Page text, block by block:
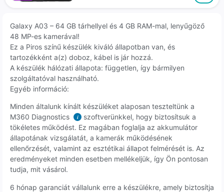
Galaxy A03 – 64 GB tárhellyel és 4 GB RAM-mal, lenyűgöző
48 MP-es kamerával!
Ez a Piros színű készülék kiváló állapotban van, és
tartozékként a(z) doboz, kábel is jár hozzá.
A készülék hálózati állapota: független, így bármilyen
szolgáltatóval használható.
Egyéb információ:
Minden általunk kínált készüléket alaposan teszteltünk a
M360 Diagnostics
i
szoftverünkkel, hogy biztosítsuk a
tökéletes működést. Ez magában foglalja az akkumulátor
állapotának vizsgálatát, a kamerák működésének
ellenőrzését, valamint az esztétikai állapot felmérését is. Az
eredményeket minden esetben mellékeljük, így Ön pontosan
tudja, mit vásárol.
6 hónap garanciát vállalunk erre a készülékre, amely biztosítja